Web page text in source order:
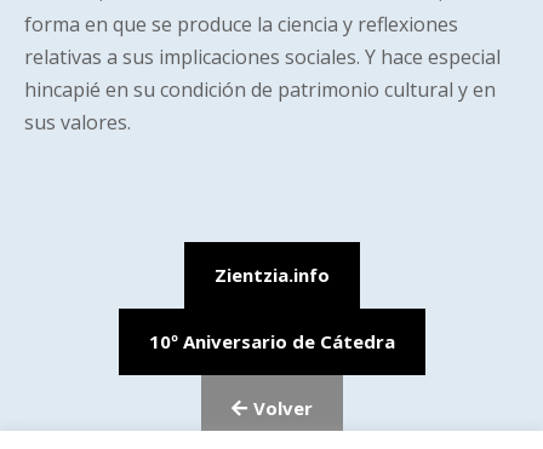
forma en que se produce la ciencia y reflexiones
relativas a sus implicaciones sociales. Y hace especial
hincapié en su condición de patrimonio cultural y en
sus valores.
Zientzia.info
10º Aniversario de Cátedra
Volver